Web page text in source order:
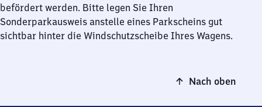
befördert werden. Bitte legen Sie Ihren
Sonderparkausweis anstelle eines Parkscheins gut
sichtbar hinter die Windschutzscheibe Ihres Wagens.
Nach oben